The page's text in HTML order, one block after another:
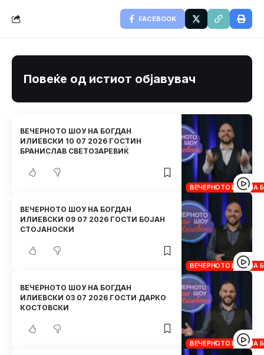
FACEBOOK
Повеќе од истиот објавувач
ВЕЧЕРНОТО ШОУ НА
ВЕЧЕРНОТО ШОУ НА БОГДАН
ИЛИЕВСКИ 10 07 2026 ГОСТИН
БРАНИСЛАВ СВЕТОЗАРЕВИЌ
ВЕЧЕРНОТО ШОУ НА
ВЕЧЕРНОТО ШОУ НА БОГДАН
ИЛИЕВСКИ 09 07 2026 ГОСТИ БОЈАН
СТОЈАНОСКИ
ВЕЧЕРНОТО ШОУ НА
ВЕЧЕРНОТО ШОУ НА БОГДАН
ИЛИЕВСКИ 03 07 2026 ГОСТИ ДАРКО
КОСТОВСКИ